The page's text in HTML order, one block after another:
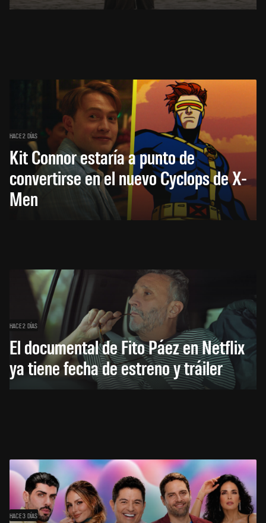
HACE 2 DÍAS
Kit Connor estaría a punto de
convertirse en el nuevo Cyclops de X-
Men
HACE 2 DÍAS
El documental de Fito Páez en Netflix
ya tiene fecha de estreno y tráiler
HACE 3 DÍAS